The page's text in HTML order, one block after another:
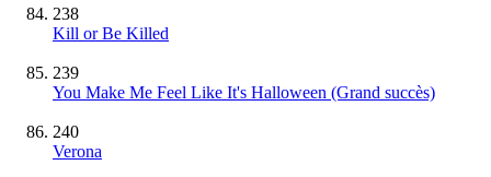
238
Kill or Be Killed
239
You Make Me Feel Like It's Halloween (Grand succès)
240
Verona